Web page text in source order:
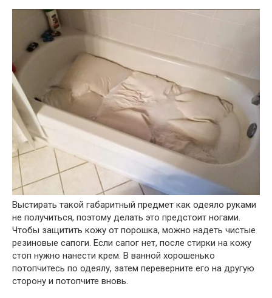
Выстирать такой габаритный предмет как одеяло руками
не получиться, поэтому делать это предстоит ногами.
Чтобы защитить кожу от порошка, можно надеть чистые
резиновые сапоги. Если сапог нет, после стирки на кожу
стоп нужно нанести крем. В ванной хорошенько
потопчитесь по одеялу, затем переверните его на другую
сторону и потопчите вновь.